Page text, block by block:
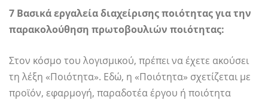
7 Βασικά εργαλεία διαχείρισης ποιότητας για την
παρακολούθηση πρωτοβουλιών ποιότητας:
Στον κόσμο του λογισμικού, πρέπει να έχετε ακούσει
τη λέξη «Ποιότητα». Εδώ, η «Ποιότητα» σχετίζεται με
προϊόν, εφαρμογή, παραδοτέα έργου ή ποιότητα